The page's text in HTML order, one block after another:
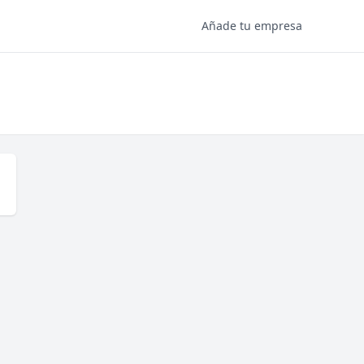
Añade tu empresa